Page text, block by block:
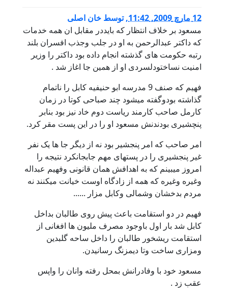
12 مارچ 2009, 11:42 ,توسط خان اصلی
مسعود بر خلاف انتظار که بایددر مقابل ان همه خدمات
که داکتر عبدالرحمن به او در جلب وجذب افسران بلند
رتبه حکومت های گذشته انجام داده بود داکتر را وزیر
امنیت نساختودلسردی او از همین جا اغاز شد .
فهیم که صنف 9 مدرسه ابو حنیفیه کابل را ناتمام
گذاشته بودوگفته میشود چند صباحی کوتا در زمان
کارمل صاحب کارمند ریاست دوم خاد نیز بود بنابر
پنچشیری بودندنش مسعود او را در این پست مقر کرد.
امر صاحب که امر پنجشیر بود نه از دیگر جا ها یک نفر
غیر پنجشیری را در پستهای مهم جابجانکرد نتیجه را
امروز میبینم که به اهدافش همان قانونی وفهیم عبداله
وغیره وغیره که همه از زادگاه اوست خیانت میکنند نه
مردم بدخشان وشمالی وکابل مزار ......
فهیم در دو استقامت باعث پیش روی طالبان بداخل
کابل شد بار اول باوجود مصرف ملیون ها افغانی از
استقامت ریشخور طالبان را داخل ساحه گلبدین
ومزاری ساخت وتا دیمزنگ رسانیدن.
مسعود خود با وفادرانش بمحل رفته وانان را واپس
عقب زد .